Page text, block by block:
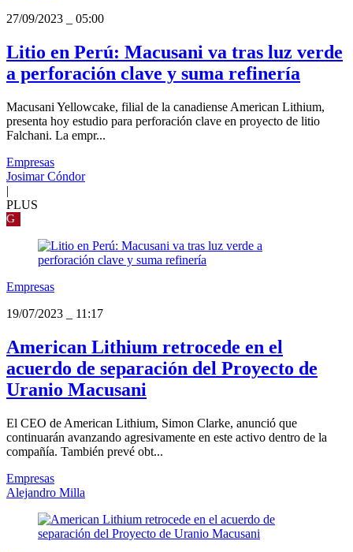
27/09/2023
05:00
Litio en Perú: Macusani va tras luz verde
a perforación clave y suma refinería
Macusani Yellowcake, filial de la canadiense American Lithium,
presenta hoy estudio para perforación clave en proyecto de litio
Falchani. La empr...
Empresas
Josimar Cóndor
|
PLUS
G
Empresas
19/07/2023
11:17
American Lithium retrocede en el
acuerdo de separación del Proyecto de
Uranio Macusani
El CEO de American Lithium, Simon Clarke, anunció que
continuarán avanzando agresivamente en este activo dentro de la
compañía. También prevé obt...
Empresas
Alejandro Milla